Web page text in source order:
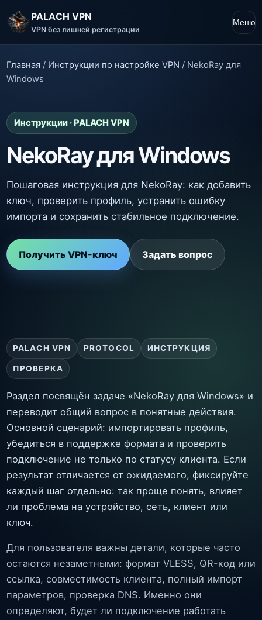
PALACH VPN
VPN без лишней регистрации
Меню
Главная / Инструкции по настройке VPN / NekoRay для
Windows
Инструкции · PALACH VPN
NekoRay для Windows
Пошаговая инструкция для NekoRay: как добавить
ключ, проверить профиль, устранить ошибку
импорта и сохранить стабильное подключение.
Получить VPN-ключ Задать вопрос
PALACH VPN PROTOCOL ИНСТРУКЦИЯ
ПРОВЕРКА
Раздел посвящён задаче «NekoRay для Windows» и
переводит общий вопрос в понятные действия.
Основной сценарий: импортировать профиль,
убедиться в поддержке формата и проверить
подключение не только по статусу клиента. Если
результат отличается от ожидаемого, фиксируйте
каждый шаг отдельно: так проще понять, влияет
ли проблема на устройство, сеть, клиент или
ключ.
Для пользователя важны детали, которые часто
остаются незаметными: формат VLESS, QR-код или
ссылка, совместимость клиента, полный импорт
параметров, проверка DNS. Именно они
определяют, будет ли подключение работать